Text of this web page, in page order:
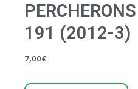
PERCHERONS
191 (2012-3)
7,00€